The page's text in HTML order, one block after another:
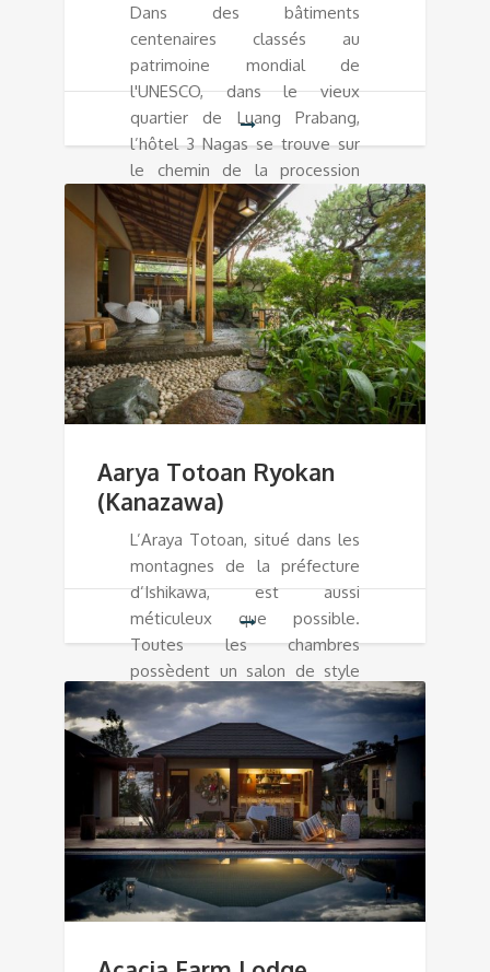
Dans des bâtiments
centenaires classés au
patrimoine mondial de
l'UNESCO, dans le vieux
quartier de Luang Prabang,
l’hôtel 3 Nagas se trouve sur
le chemin de la procession
matinale des moines recevant
les offrandes.
Aarya Totoan Ryokan
(Kanazawa)
L’Araya Totoan, situé dans les
montagnes de la préfecture
d’Ishikawa, est aussi
méticuleux que possible.
Toutes les chambres
possèdent un salon de style
tatami dans des tons neutres,
avec des fenêtres encadrant
des vues sur les bois, plus une
chambre simple avec lits
futons.